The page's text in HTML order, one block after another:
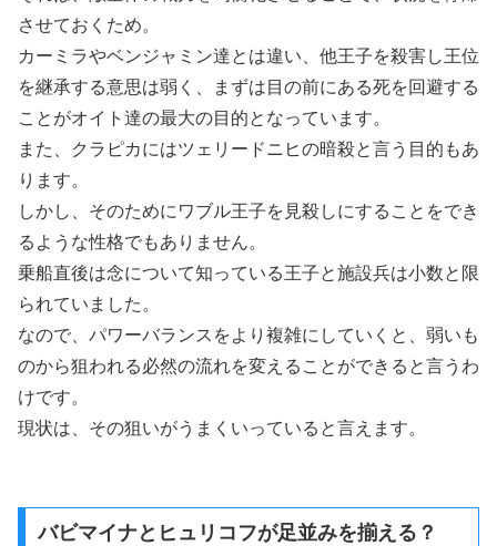
させておくため。
カーミラやベンジャミン達とは違い、他王子を殺害し王位
を継承する意思は弱く、まずは目の前にある死を回避する
ことがオイト達の最大の目的となっています。
また、クラピカにはツェリードニヒの暗殺と言う目的もあ
ります。
しかし、そのためにワブル王子を見殺しにすることをでき
るような性格でもありません。
乗船直後は念について知っている王子と施設兵は小数と限
られていました。
なので、パワーバランスをより複雑にしていくと、弱いも
のから狙われる必然の流れを変えることができると言うわ
けです。
現状は、その狙いがうまくいっていると言えます。
バビマイナとヒュリコフが足並みを揃える？